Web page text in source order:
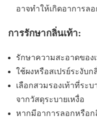
อาจทำให้เกิดอาการล
การรักษากลิ่นเท้า:
รักษาความสะอาดของ
ใช้ผงหรือสเปรย์ระงับก
เลือกสวมรองเท้าที่ระ
จากวัสดุระบายเหงื่อ
หากมีอาการลอกหรือ